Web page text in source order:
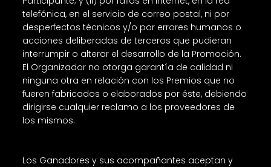
telefónica, en el servicio de correo postal, ni por
desperfectos técnicos y/o por errores humanos o
acciones deliberadas de terceros que pudieran
interrumpir o alterar el desarrollo de la Promoción.
El Organizador no otorga garantía de calidad ni
ninguna otra en relación con los Premios que no
fueren fabricados o elaborados por éste, debiendo
dirigirse cualquier reclamo a los proveedores de
los mismos.
Los Ganadores y sus acompañantes aceptan y